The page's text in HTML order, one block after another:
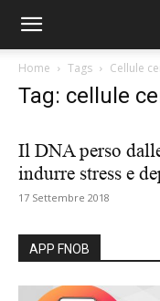
Home Tags Cellule
Tag: cellule
Il DNA perso
indurre stress e
17 Settembre 2018
APP FNOB